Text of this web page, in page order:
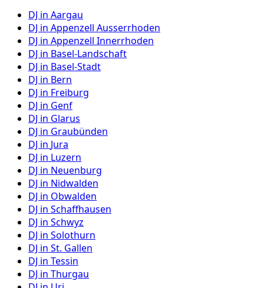
DJ in Aargau
DJ in Appenzell Ausserrhoden
DJ in Appenzell Innerrhoden
DJ in Basel-Landschaft
DJ in Basel-Stadt
DJ in Bern
DJ in Freiburg
DJ in Genf
DJ in Glarus
DJ in Graubünden
DJ in Jura
DJ in Luzern
DJ in Neuenburg
DJ in Nidwalden
DJ in Obwalden
DJ in Schaffhausen
DJ in Schwyz
DJ in Solothurn
DJ in St. Gallen
DJ in Tessin
DJ in Thurgau